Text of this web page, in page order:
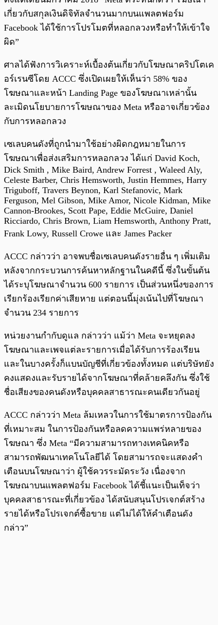
เกี่ยวกับสกุลเงินดิจิทัลจำนวนมากบนแพลตฟอร์ม
Facebook ได้ใช้การโปรโมตที่หลอกลวงหรือทำให้เข้าใจ
ผิด”
ศาลได้ฟังการวิเคราะห์เบื้องต้นเกี่ยวกับโฆษณาคริปโตเค
อร์เรนซีโดย ACCC ซึ่งเปิดเผยให้เห็นว่า 58% ของ
โฆษณาและหน้า Landing Page ของโฆษณาเหล่านั้น
ละเมิดนโยบายการโฆษณาของ Meta หรืออาจเกี่ยวข้อง
กับการหลอกลวง
เซเลบคนดังที่ถูกนำมาใช้อย่างผิดกฎหมายในการ
โฆษณาเพื่อส่งเสริมการหลอกลวง ได้แก่ David Koch,
Dick Smith , Mike Baird, Andrew Forrest , Waleed Aly,
Celeste Barber, Chris Hemsworth, Justin Hemmes, Harry
Triguboff, Travers Beynon, Karl Stefanovic, Mark
Ferguson, Mel Gibson, Mike Amor, Nicole Kidman, Mike
Cannon‑Brookes, Scott Pape, Eddie McGuire, Daniel
Ricciardo, Chris Brown, Liam Hemsworth, Anthony Pratt,
Frank Lowy, Russell Crowe และ James Packer
ACCC กล่าวว่า อาจพบชื่อเซเลบคนดังรายอื่น ๆ เพิ่มเติม
หลังจากกระบวนการค้นหาหลักฐานในคดีนี้ ซึ่งในขั้นต้น
ได้ระบุโฆษณาจำนวน 600 รายการ เป็นส่วนหนึ่งของการ
เรียกร้องเรียกค่าเสียหาย แต่ตอนนี้มุ่งเน้นไปที่โฆษณา
จำนวน 234 รายการ
หน่วยงานกำกับดูแล กล่าวว่า แม้ว่า Meta จะหยุดลง
โฆษณาและเพจแต่ละรายการเมื่อได้รับการร้องเรียน
และในบางครั้งก็แบนบัญชีที่เกี่ยวข้องทั้งหมด แต่บริษัทยัง
คงแสดงและรับรายได้จากโฆษณาที่คล้ายคลึงกัน ซึ่งใช้
ชื่อเสียงของคนดังหรือบุคคลสาธารณะคนเดียวกันอยู่
ACCC กล่าวว่า Meta ล้มเหลวในการใช้มาตรการป้องกัน
ที่เหมาะสม ในการป้องกันหรือลดความแพร่หลายของ
โฆษณา ซึ่ง Meta “มีความสามารถทางเทคนิคหรือ
สามารถพัฒนาเทคโนโลยีได้ โดยสามารถจะแสดงคำ
เตือนบนโฆษณาว่า ผู้ใช้ควรระมัดระวัง เนื่องจาก
โฆษณาบนแพลตฟอร์ม Facebook ได้ชี้แนะเป็นเท็จว่า
บุคคลสาธารณะที่เกี่ยวข้อง ได้สนับสนุนโปรเจกต์สร้าง
รายได้หรือโปรเจกต์ซื้อขาย แต่ไม่ได้ให้คำเตือนดัง
กล่าว”